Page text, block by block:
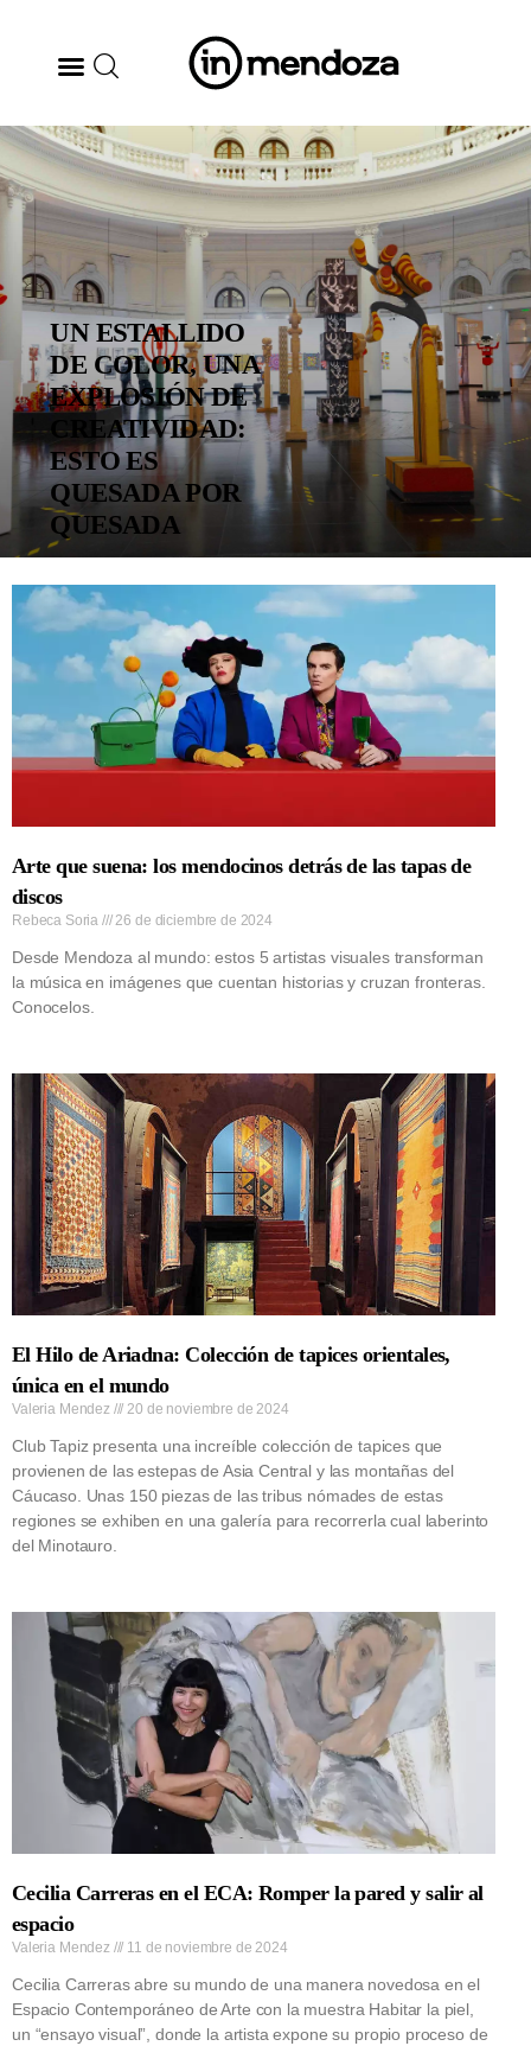
BODEGAS
GASTRONOMÍA
ARTE & CULTURA
MÚSICA
DÓNDE IR
TENDENCIAS
ARQ & DISEÑO
AGENDA
UN ESTALLIDO
DE COLOR, UNA
EXPLOSIÓN DE
CREATIVIDAD:
ESTO ES
QUESADA POR
QUESADA
Arte que suena: los mendocinos detrás de las tapas de
discos
Rebeca Soria 26 de diciembre de 2024
Desde Mendoza al mundo: estos 5 artistas visuales transforman
la música en imágenes que cuentan historias y cruzan fronteras.
Conocelos.
El Hilo de Ariadna: Colección de tapices orientales,
única en el mundo
Valeria Mendez 20 de noviembre de 2024
Club Tapiz presenta una increíble colección de tapices que
provienen de las estepas de Asia Central y las montañas del
Cáucaso. Unas 150 piezas de las tribus nómades de estas
regiones se exhiben en una galería para recorrerla cual laberinto
del Minotauro.
Cecilia Carreras en el ECA: Romper la pared y salir al
espacio
Valeria Mendez 11 de noviembre de 2024
Cecilia Carreras abre su mundo de una manera novedosa en el
Espacio Contemporáneo de Arte con la muestra Habitar la piel,
un “ensayo visual”, donde la artista expone su propio proceso de